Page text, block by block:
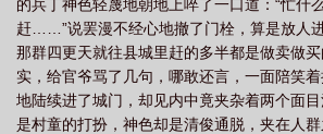
的兵丁神色轻蔑地朝地上啐了一口道：“忙什
赶……”说罢漫不经心地撤了门栓，算是放人进
那群四更天就往县城里赶的多半都是做卖做
实，给官爷骂了几句，哪敢还言，一面陪笑
地陆续进了城门，却见内中竟夹杂着两个面
是村童的打扮，神色却是清俊通脱，夹在人